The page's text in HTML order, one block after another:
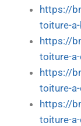
https://
toiture-
https://
toiture-
https://
toiture-
https://
toiture-